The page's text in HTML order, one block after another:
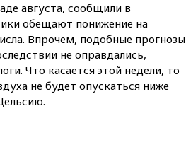
августа, сообщили в
обещают понижение на
Впрочем, подобные прогнозы
не оправдались,
Что касается этой недели, то
не будет опускаться ниже